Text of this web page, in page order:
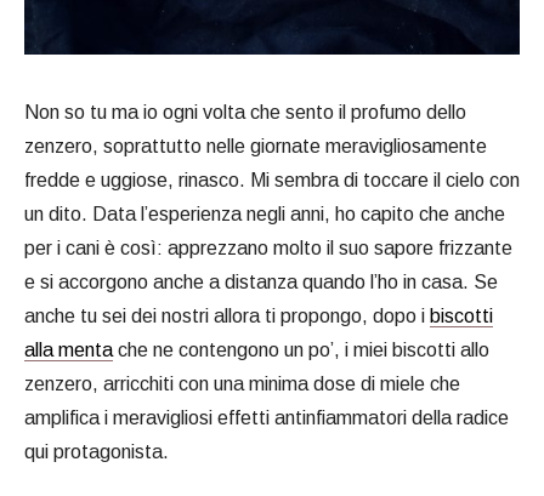
Non so tu ma io ogni volta che sento il profumo dello
zenzero, soprattutto nelle giornate meravigliosamente
fredde e uggiose, rinasco. Mi sembra di toccare il cielo con
un dito. Data l’esperienza negli anni, ho capito che anche
per i cani è così: apprezzano molto il suo sapore frizzante
e si accorgono anche a distanza quando l’ho in casa. Se
anche tu sei dei nostri allora ti propongo, dopo i biscotti
alla menta che ne contengono un po’, i miei biscotti allo
zenzero, arricchiti con una minima dose di miele che
amplifica i meravigliosi effetti antinfiammatori della radice
qui protagonista.